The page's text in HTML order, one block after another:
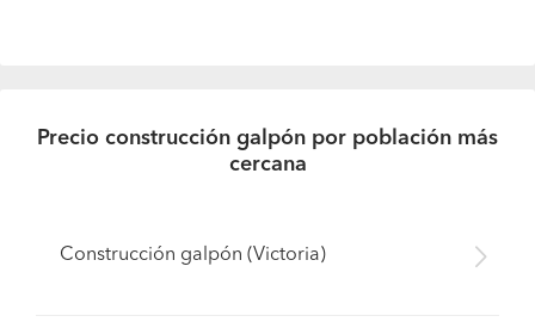
Precio construcción galpón por población más
cercana
Construcción galpón (Victoria)